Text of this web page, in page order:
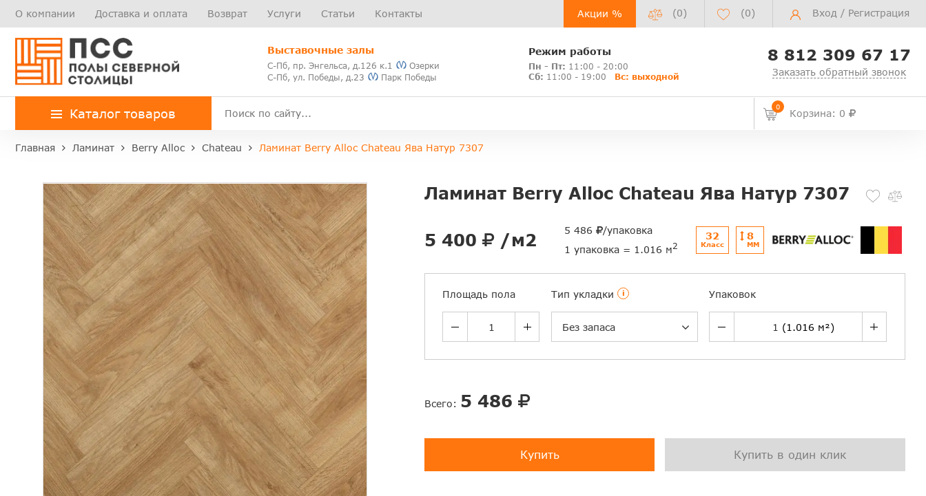
О компании Доставка и оплата Возврат Услуги Статьи Контакты Акции % (0) (0) Вход / Регистрация
Выставочные залы
С-Пб, пр. Энгельса, д.126 к.1
Озерки
С-Пб, ул. Победы, д.23
Парк Победы
Режим работы
Пн - Пт: 11:00 - 20:00
Сб: 11:00 - 19:00 Вс: выходной
8 812 309 67 17
Заказать обратный звонок
Каталог товаров 0
Корзина: 0
Главная Ламинат Berry Alloc Chateau Ламинат Berry Alloc Chateau Ява Натур 7307
Ламинат Berry Alloc Chateau Ява Натур 7307
5 400 /м2 5 486
/упаковка
1 упаковка = 1.016 м2
32
Класс
8
ММ
Площадь пола Тип укладки i
Без запаса
Упаковок
Всего: 5 486
Купить Купить в один клик